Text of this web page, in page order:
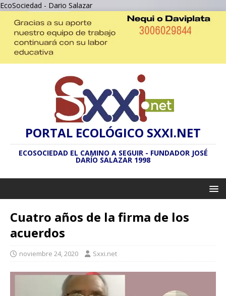
EcoSociedad - Dario Salazar
PORTAL ECOLÓGICO SXXI.NET
ECOSOCIEDAD EL CAMINO A SEGUIR - FUNDADOR JOSÉ
DARÍO SALAZAR 1998
Cuatro años de la firma de los
acuerdos
noviembre 24, 2020 Sxxi.net